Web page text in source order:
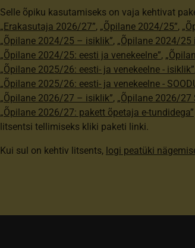
Selle õpiku kasutamiseks on vaja kehtivat
„Erakasutaja 2026/27”, „Õpilane 2024/25”,
„Õpilane 2024/25 – isiklik”, „Õpilane 2024/25
„Õpilane 2024/25: eesti ja venekeelne”,
„Õpilane 2025/26: eesti- ja venekeelne - isiklik”
„Õpilane 2025/26: eesti- ja venekeelne -
„Õpilane 2026/27 – isiklik”, „Õpilane 2026/27
„Õpilane 2026/27: pakett õpetaja e-tundidega”
litsentsi tellimiseks kliki paketi linki.
Kui sul on kehtiv litsents, logi peatüki